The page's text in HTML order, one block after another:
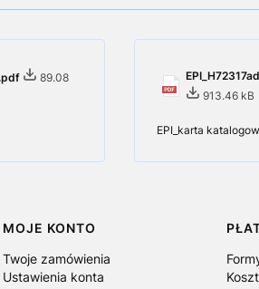
89.08
913.46 kB
EPI_karta
MOJE KONTO
Twoje zamówienia
Ustawienia konta